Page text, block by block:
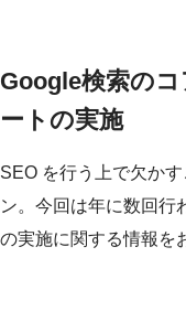
Google検索の
ートの実施
SEO を行う上で欠か
ン。今回は年に数回行
の実施に関する情報を